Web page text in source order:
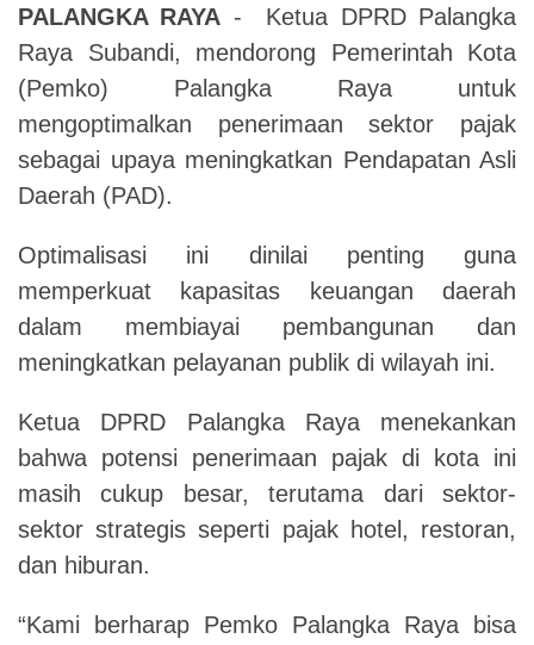
PALANGKA RAYA - Ketua DPRD Palangka
Raya Subandi, mendorong Pemerintah Kota
(Pemko) Palangka Raya untuk
mengoptimalkan penerimaan sektor pajak
sebagai upaya meningkatkan Pendapatan Asli
Daerah (PAD).
Optimalisasi ini dinilai penting guna
memperkuat kapasitas keuangan daerah
dalam membiayai pembangunan dan
meningkatkan pelayanan publik di wilayah ini.
Ketua DPRD Palangka Raya menekankan
bahwa potensi penerimaan pajak di kota ini
masih cukup besar, terutama dari sektor-
sektor strategis seperti pajak hotel, restoran,
dan hiburan.
“Kami berharap Pemko Palangka Raya bisa